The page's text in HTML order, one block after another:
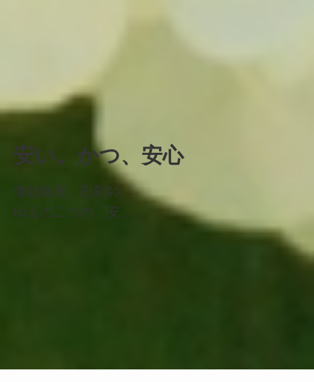
安い。かつ、安心
徹頭徹尾、彫刻師。
ゆえの二つの「安」。